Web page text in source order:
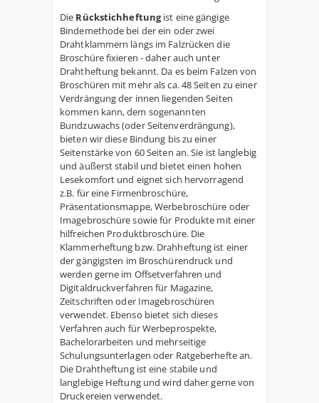
Die Rückstichheftungist eine gängige
Bindemethode bei der ein oder zwei
Drahtklammern längs im Falzrücken die
Broschüre fixieren - daher auch unter
Drahtheftung bekannt. Da es beim Falzen von
Broschüren mit mehr als ca. 48 Seiten zu einer
Verdrängung der innen liegenden Seiten
kommen kann, dem sogenannten
Bundzuwachs (oder Seitenverdrängung),
bieten wir diese Bindung bis zu einer
Seitenstärke von 60 Seiten an. Sie ist langlebig
und äußerst stabil und bietet einen hohen
Lesekomfort und eignet sich hervorragend
z.B. für eine Firmenbroschüre,
Präsentationsmappe, Werbebroschüre oder
Imagebroschüre sowie für Produkte mit einer
hilfreichen Produktbroschüre. Die
Klammerheftung bzw. Drahheftung ist einer
der gängigsten im Broschürendruck und
werden gerne im Offsetverfahren und
Digitaldruckverfahren für Magazine,
Zeitschriften oder Imagebroschüren
verwendet. Ebenso bietet sich dieses
Verfahren auch für Werbeprospekte,
Bachelorarbeiten und mehrseitige
Schulungsunterlagen oder Ratgeberhefte an.
Die Drahtheftung ist eine stabile und
langlebige Heftung und wird daher gerne von
Druckereien verwendet.